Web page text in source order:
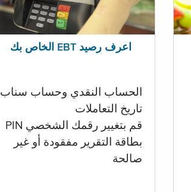
اعرف رصيد EBT الخاص بك
الحساب النقدي وحساب سناب
تاريخ التعاملات
قم بتغيير رقمك الشخصي PIN
بطاقة التقرير مفقودة أو غير
صالحة